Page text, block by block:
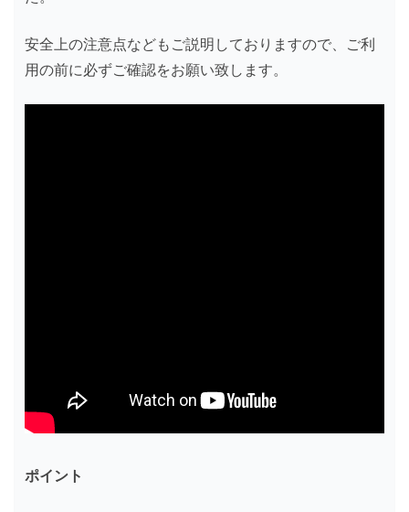
安全上の注意点などもご説明しておりますので、ご利
用の前に必ずご確認をお願い致します。
ポイント